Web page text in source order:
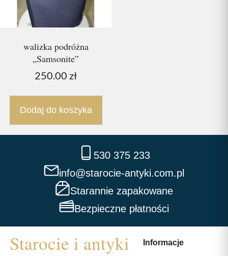
walizka podróżna
„Samsonite”
250.00 zł
Dodaj do koszyka
530 375 233
info@starocie-antyki.com.pl
Starannie zapakowane
Bezpieczne płatności
Informacje